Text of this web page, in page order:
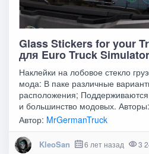
Glass Stickers for your
для Euro Truck
Наклейки на лобовое стекло
мода: В паке различные
расположения; Поддерживаются
и большинство модовых.
Автор: MrGermanTruck
KleoSan 6 лет назад 3